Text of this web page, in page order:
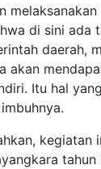
di sini ada
daerah,
akan
Itu hal
kegiatan
tahun